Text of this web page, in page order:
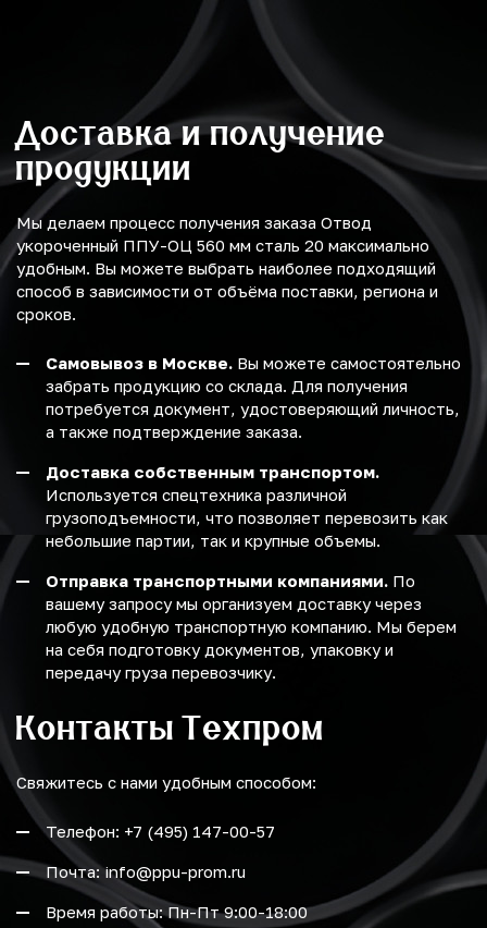
Доставка и получение
продукции
Мы делаем процесс получения заказа Отвод
укороченный ППУ-ОЦ 560 мм сталь 20 максимально
удобным. Вы можете выбрать наиболее подходящий
способ в зависимости от объёма поставки, региона и
сроков.
Самовывоз в Москве. Вы можете самостоятельно
забрать продукцию со склада. Для получения
потребуется документ, удостоверяющий личность,
а также подтверждение заказа.
Доставка собственным транспортом.
Используется спецтехника различной
грузоподъемности, что позволяет перевозить как
небольшие партии, так и крупные объемы.
Отправка транспортными компаниями. По
вашему запросу мы организуем доставку через
любую удобную транспортную компанию. Мы берем
на себя подготовку документов, упаковку и
передачу груза перевозчику.
Контакты Техпром
Свяжитесь с нами удобным способом:
Телефон: +7 (495) 147-00-57
Почта: info@ppu-prom.ru
Время работы: Пн-Пт 9:00-18:00